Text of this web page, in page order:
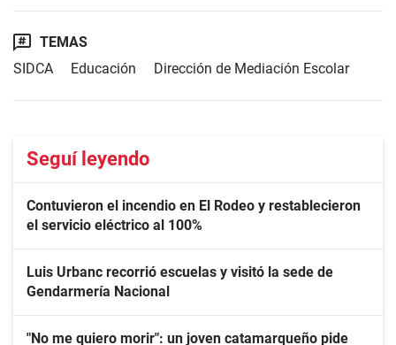
TEMAS
SIDCA
Educación Dirección de Mediación Escolar
Seguí leyendo
Contuvieron el incendio en El Rodeo y restablecieron
el servicio eléctrico al 100%
Luis Urbanc recorrió escuelas y visitó la sede de
Gendarmería Nacional
"No me quiero morir": un joven catamarqueño pide